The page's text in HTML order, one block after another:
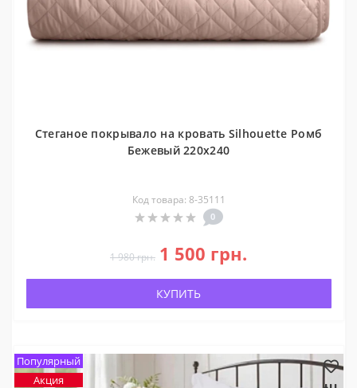
Стеганое покрывало на кровать Silhouette Ромб
Бежевый 220x240
Код товара: 8-35111
0
1 980 грн. 1 500 грн.
КУПИТЬ
Популярный
Акция